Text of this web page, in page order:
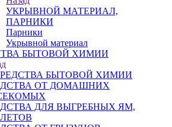
УКРЫВНОЙ МАТЕРИАЛ,
ПАРНИКИ
Парники
Укрывной материал
БЫТОВОЙ ХИМИИ
БЫТОВОЙ ХИМИИ
ОТ ДОМАШНИХ
ДЛЯ ВЫГРЕБНЫХ ЯМ,